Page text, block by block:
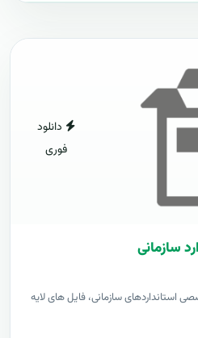
دانلود
فوری
سازمانی
استانداردهای سازمانی، فایل های لایه